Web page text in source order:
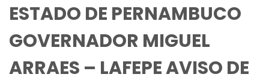
ESTADO DE PERNAMBUCO
GOVERNADOR MIGUEL
ARRAES – LAFEPE AVISO DE